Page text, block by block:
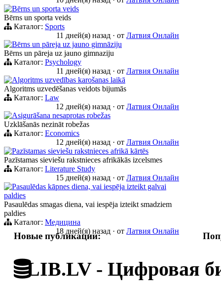
Bērns un sporta veids
Bērns un sporta veids
Каталог: Sports
11 дней(я) назад · от Латвия Онлайн
Bērns un pāreja uz jauno gimnāziju
Bērns un pāreja uz jauno gimnaziju
Каталог: Psychology
11 дней(я) назад · от Латвия Онлайн
Algoritms uzvedības karošanas laikā
Algoritms uzvedēšanas veidots bijumās
Каталог: Law
12 дней(я) назад · от Латвия Онлайн
Asigurāšana nesaprotas robežas
Uzklāšanās nezināt robežas
Каталог: Economics
12 дней(я) назад · от Латвия Онлайн
Pazīstamas sieviešu rakstnieces afrikā kārtēs
Pazīstamas sieviešu rakstnieces afrikākās izcelsmes
Каталог: Literature Study
15 дней(я) назад · от Латвия Онлайн
Pasaulēdas kāpnes diena, vai iespēja izteikt galvai
paldies
Pasaulēdas smagas diena, vai iespēja izteikt smadziem
paldies
Каталог: Медицина
18 дней(я) назад · от Латвия Онлайн
Новые публикации:
LIB.LV - Цифровая